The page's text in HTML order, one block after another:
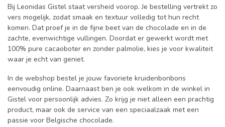
Bij Leonidas Gistel staat versheid voorop. Je bestelling vertrekt zo
vers mogelijk, zodat smaak en textuur volledig tot hun recht
komen. Dat proef je in de fijne beet van de chocolade en in de
zachte, evenwichtige vullingen. Doordat er gewerkt wordt met
100% pure cacaoboter en zonder palmolie, kies je voor kwaliteit
waar je echt van geniet.
In de webshop bestel je jouw favoriete kruidenbonbons
eenvoudig online. Daarnaast ben je ook welkom in de winkel in
Gistel voor persoonlijk advies. Zo krijg je niet alleen een prachtig
product, maar ook de service van een speciaalzaak met een
passie voor Belgische chocolade.